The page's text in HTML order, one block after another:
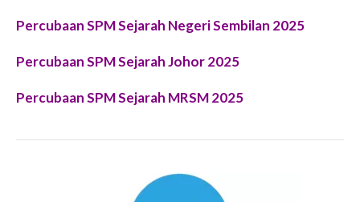
Percubaan SPM Sejarah Negeri Sembilan 2025
Percubaan SPM Sejarah Johor 2025
Percubaan SPM Sejarah MRSM 2025